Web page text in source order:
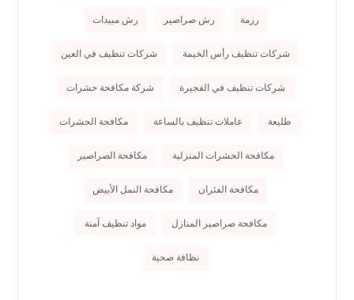
رزمة رش صراصير رش مبيدات
شركات تنظيف رأس الخيمة شركات تنظيف في العين
شركات تنظيف في الفجيرة شركة مكافحة حشرات
طليعة عاملات تنظيف بالساعة مكافحة الحشرات
مكافحة الحشرات المنزلية مكافحة الصراصير
مكافحة الفئران مكافحة النمل الأبيض
مكافحة صراصير المنازل مواد تنظيف آمنة
نظافة صحية